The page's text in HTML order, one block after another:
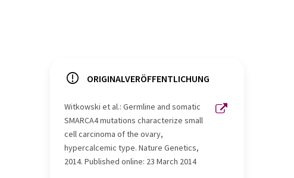
ORIGINALVERÖFFENTLICHUNG
Witkowski et al.: Germline and somatic
SMARCA4 mutations characterize small
cell carcinoma of the ovary,
hypercalcemic type. Nature Genetics,
2014. Published online: 23 March 2014